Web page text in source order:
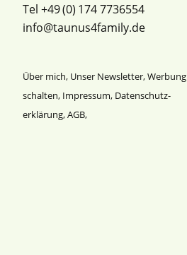
Tel +49 (0) 174 7736554
info@taunus4family.de
Über mich, Unser Newsletter,Werbung
schalten, Impressum, Datenschutz­
erklärung,AGB,